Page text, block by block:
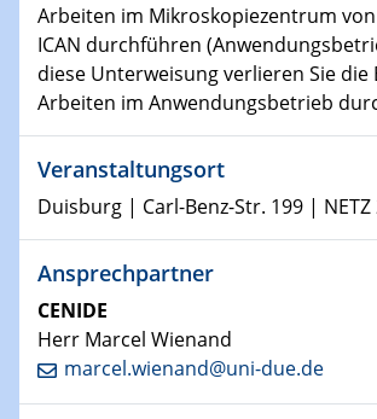
Chemie für die Wasserforschung
23.01.2024
Kolloquium CRC 1242
23.01.2024
Kolloquium CRC 1242
Bewerbungsvorrtag Besetzung
Technische Chemie – Technisch-
Chemie für die Wasserforschung
Arbeiten im Mikroskopiezentrum von
ICAN durchführen
diese Unterweisung verlieren Sie die
Arbeiten im Anwendungsbetrieb
Veranstaltungsort
Duisburg | Carl-Benz-Str. 199 | NETZ
Ansprechpartner
CENIDE
Herr Marcel Wienand
marcel.wienand@uni-due.de